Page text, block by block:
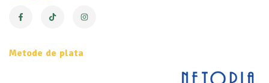
Metode de plata